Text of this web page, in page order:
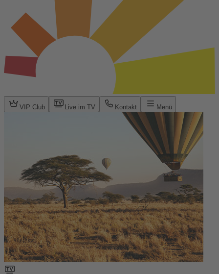
VIP Club Live im TV Kontakt Menü